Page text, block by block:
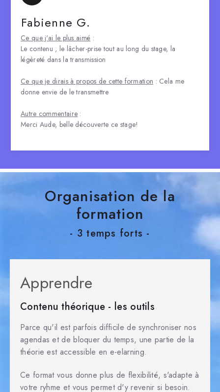
Fabienne G.
Ce que j'ai le plus aimé :
Le contenu , le lâcher-prise tout au long du stage, la
légèreté dans la transmission
Ce que je dirais à propos de cette formation : Cela me
donne envie de le transmettre
Autre commentaire :
Merci Aude, belle découverte ce stage!
Organisation de la
formation
- 3 temps forts -
Apprendre
Contenu théorique - les outils
Parce qu'il est parfois difficile de synchroniser nos
agendas et de bloquer du temps, une partie de la
théorie est accessible en e-elarning.
Ce format vous donne plus de flexibilité, s'adapte à
votre ryhme et vous permet d'y revenir si besoin.